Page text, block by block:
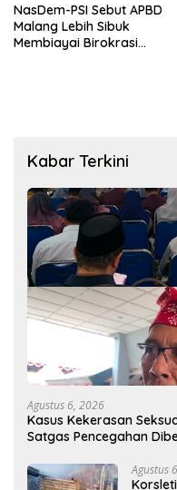
NasDem-PSI Sebut APBD
Malang Lebih Sibuk
Membiayai Birokrasi
Kabar Terkini
Agustus 6, 2026
Kasus Kekerasan
Satgas Pencegahan
Agustus